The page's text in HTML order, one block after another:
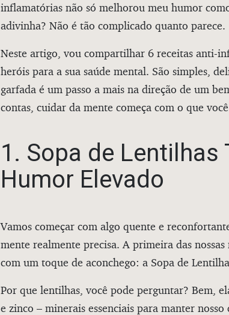
inflamatórias não só melhorou meu humor
adivinha? Não é tão complicado quanto parece.
Neste artigo, vou compartilhar 6 receitas anti-
heróis para a sua saúde mental. São simples,
garfada é um passo a mais na direção de um
contas, cuidar da mente começa com o que
1. Sopa de Lentilhas
Humor Elevado
Vamos começar com algo quente e
mente realmente precisa. A primeira das
com um toque de aconchego: a Sopa de
Por que lentilhas, você pode perguntar? Bem,
e zinco – minerais essenciais para manter